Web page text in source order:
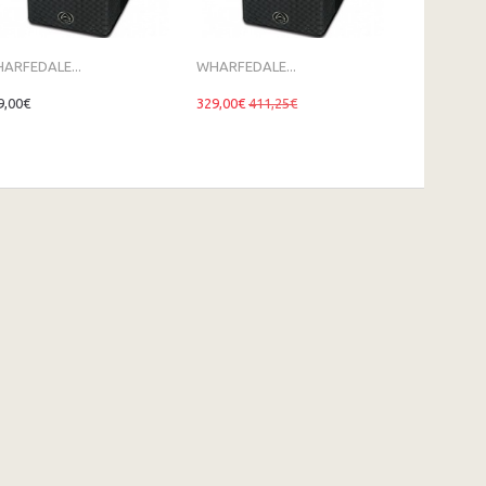
WHARFEDALE...
329,00€ 411,25€